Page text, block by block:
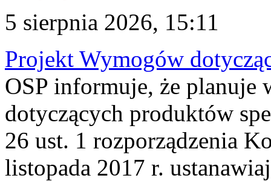
5 sierpnia 2026, 15:11
Projekt Wymogów
OSP informuje, że planuje
dotyczących produktów
26 ust. 1 rozporządzenia
listopada 2017 r.